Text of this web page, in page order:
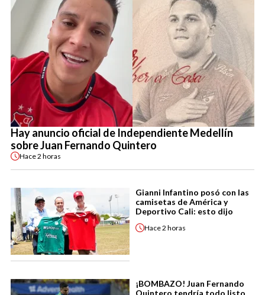
Hay anuncio oficial de Independiente Medellín
sobre Juan Fernando Quintero
Hace2 horas
Gianni Infantino posó con las
camisetas de América y
Deportivo Cali: esto dijo
Hace2 horas
¡BOMBAZO! Juan Fernando
Quintero tendría todo listo